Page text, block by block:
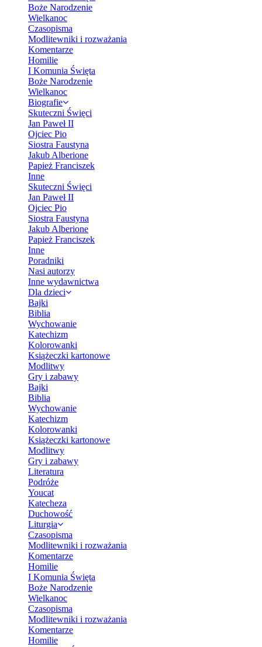
Boże Narodzenie
Wielkanoc
Czasopisma
Modlitewniki i rozważania
Komentarze
Homilie
I Komunia Święta
Boże Narodzenie
Wielkanoc
Biografie
Skuteczni Święci
Jan Paweł II
Ojciec Pio
Siostra Faustyna
Jakub Alberione
Papież Franciszek
Inne
Skuteczni Święci
Jan Paweł II
Ojciec Pio
Siostra Faustyna
Jakub Alberione
Papież Franciszek
Inne
Poradniki
Nasi autorzy
Inne wydawnictwa
Dla dzieci
Bajki
Biblia
Wychowanie
Katechizm
Kolorowanki
Książeczki kartonowe
Modlitwy
Gry i zabawy
Bajki
Biblia
Wychowanie
Katechizm
Kolorowanki
Książeczki kartonowe
Modlitwy
Gry i zabawy
Literatura
Podróże
Youcat
Katecheza
Duchowość
Liturgia
Czasopisma
Modlitewniki i rozważania
Komentarze
Homilie
I Komunia Święta
Boże Narodzenie
Wielkanoc
Czasopisma
Modlitewniki i rozważania
Komentarze
Homilie